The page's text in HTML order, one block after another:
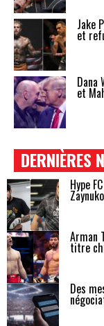
Jake
et
Dana
et
DERNIÈRES
Hype
Arman
titre
Des